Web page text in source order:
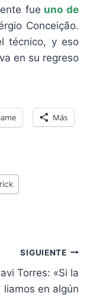
fue uno de
Conceição.
técnico, y eso
en su regreso
Más
SIGUIENTE
Torres: «Si la
liamos en algún